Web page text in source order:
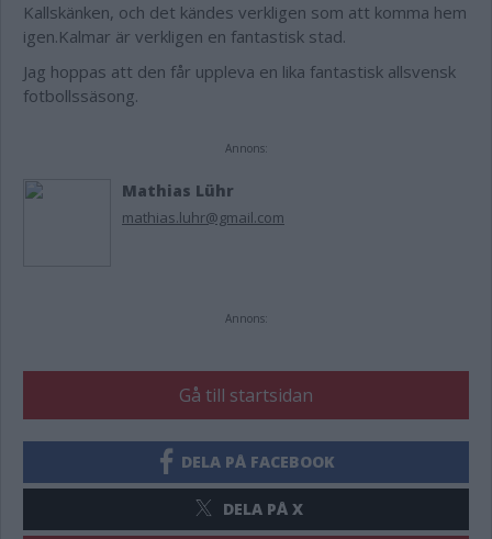
Kallskänken, och det kändes verkligen som att komma hem
igen.Kalmar är verkligen en fantastisk stad.
Jag hoppas att den får uppleva en lika fantastisk allsvensk
fotbollssäsong.
Annons:
Mathias Lühr
mathias.luhr@gmail.com
Annons:
Gå till startsidan
DELA PÅ FACEBOOK
DELA PÅ X